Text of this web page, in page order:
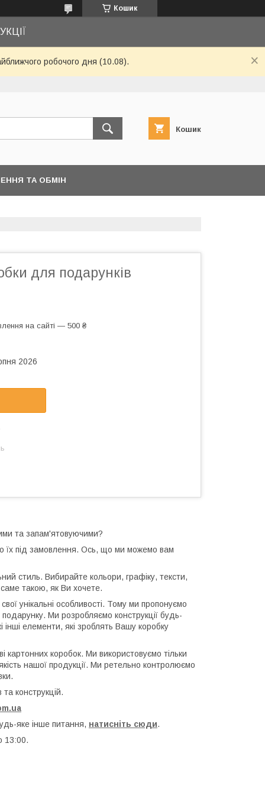
Кошик
робочого дня (10.08).
Кошик
ТА ОБМІН
для подарунків
на сайті — 500 ₴
2026
та запам'ятовуючими?
їх під замовлення. Ось, що ми можемо вам
стиль. Вибирайте кольори, графіку, тексти,
такою, як Bи хочете.
унікальні особливості. Тому ми пропонуємо
Ми розробляємо конструкції будь-
елементи, які зроблять Вашу коробку
коробок. Ми використовуємо тільки
нашої продукції. Ми ретельно контролюємо
конструкцій.
яке інше питання, натисніть сюди.
13:00.